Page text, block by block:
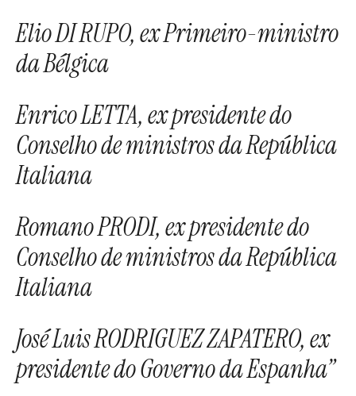
Elio DI RUPO, ex Primeiro-ministro
da Bélgica
Enrico LETTA, ex presidente do
Conselho de ministros da República
Italiana
Romano PRODI, ex presidente do
Conselho de ministros da República
Italiana
José Luis RODRIGUEZ ZAPATERO, ex
presidente do Governo da Espanha”